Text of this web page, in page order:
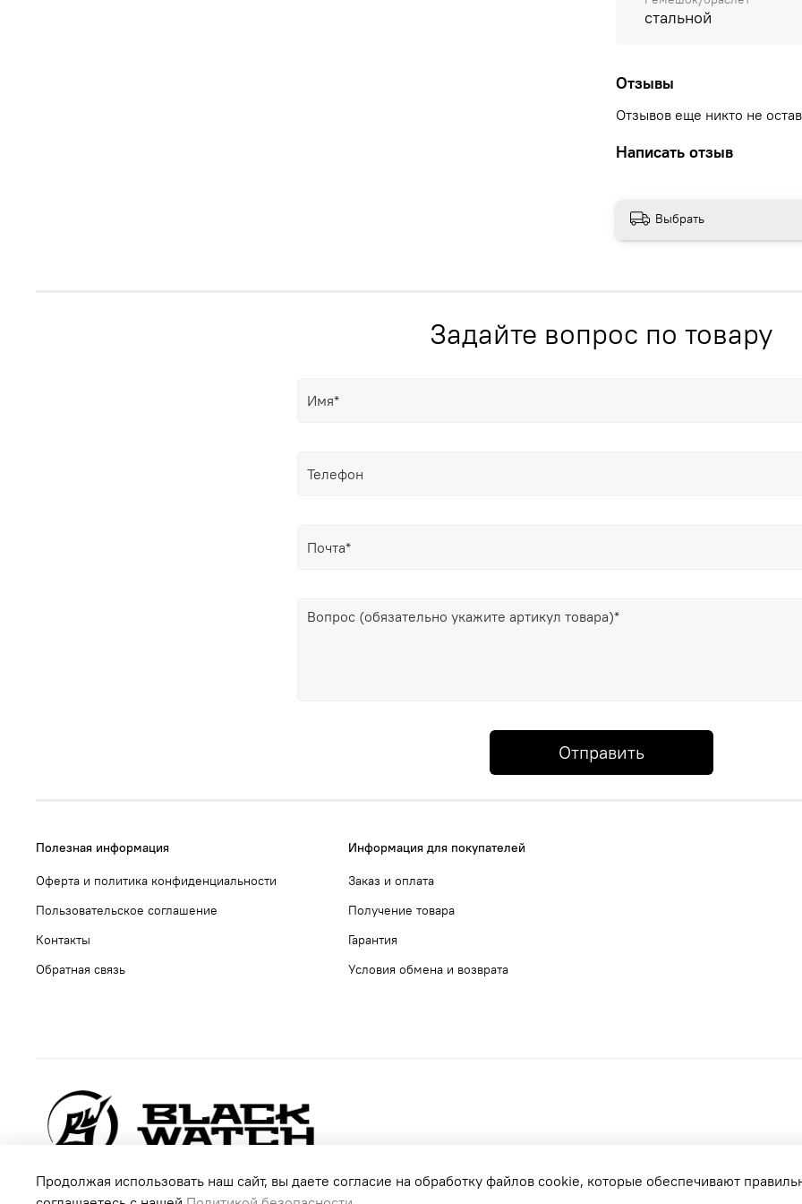
стальной
Отзывы
Отзывов еще никто не
Написать отзыв
Выбрать
Задайте вопрос по товару
Отправить
Полезная информация
Оферта и политика конфиденциальности
Пользовательское соглашение
Контакты
Обратная связь
Информация для покупателей
Заказ и оплата
Получение товара
Гарантия
Условия обмена и возврата
Продолжая использовать наш сайт, вы даете согласие на обработку файлов cookie, которые обеспечивают